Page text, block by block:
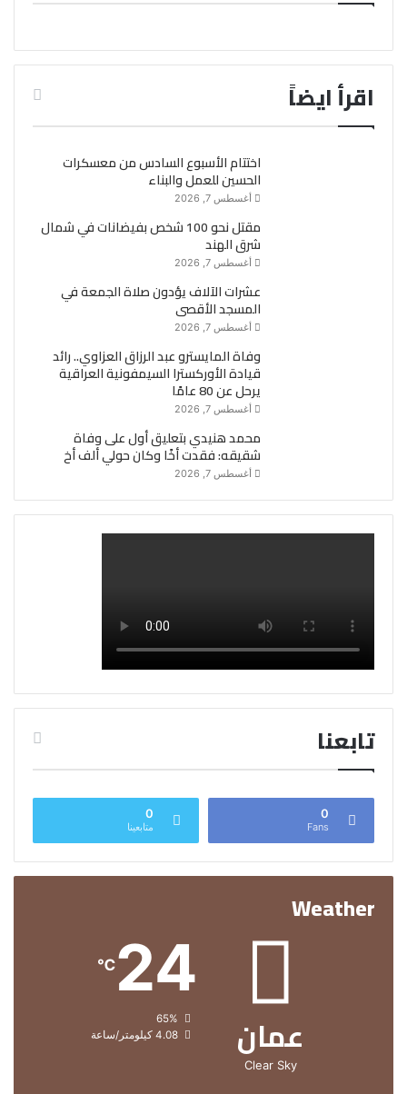
اقرأ ايضاً
اختتام الأسبوع السادس من معسكرات
الحسين للعمل والبناء
أغسطس 7, 2026
مقتل نحو 100 شخص بفيضانات في شمال
شرق الهند
أغسطس 7, 2026
عشرات الآلاف يؤدون صلاة الجمعة في
المسجد الأقصى
أغسطس 7, 2026
وفاة المايسترو عبد الرزاق العزاوي.. رائد
قيادة الأوركسترا السيمفونية العراقية
يرحل عن 80 عامًا
أغسطس 7, 2026
محمد هنيدي بتعليق أول على وفاة
شقيقه: فقدت أخًا وكان حولي ألف أخ
أغسطس 7, 2026
تابعنا
0
Fans
0
متابعينا
Weather
عمان
Clear Sky
24
℃
الرطوبة:
الرياح: